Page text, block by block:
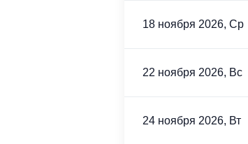
18 ноября 2026, Ср
22 ноября 2026, Вс
24 ноября 2026, Вт